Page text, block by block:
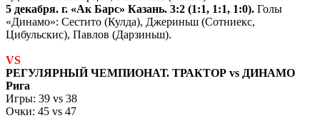
5 декабря. г. «Ак Барс» Казань. 3:2 (1:1, 1:1, 1:0). Голы
«Динамо»: Сестито (Кулда), Джериньш (Сотниекс,
Цибульскис), Павлов (Дарзиньш).
VS
РЕГУЛЯРНЫЙ ЧЕМПИОНАТ. ТРАКТОР vs ДИНАМО
Рига
Игры: 39 vs 38
Очки: 45 vs 47